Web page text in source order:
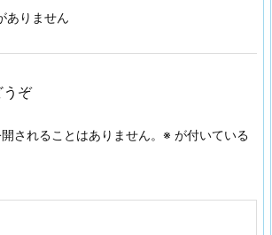
ありません
うぞ
されることはありません。 ※ が付いている